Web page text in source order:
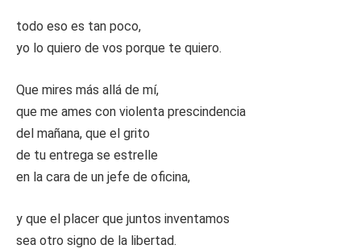
todo eso es tan poco,
yo lo quiero de vos porque te quiero.
Que mires más allá de mí,
que me ames con violenta prescindencia
del mañana, que el grito
de tu entrega se estrelle
en la cara de un jefe de oficina,
y que el placer que juntos inventamos
sea otro signo de la libertad.